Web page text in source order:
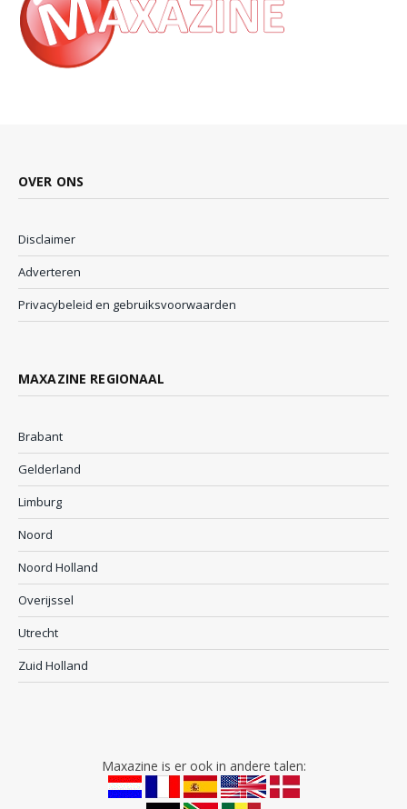
OVER ONS
Disclaimer
Adverteren
Privacybeleid en gebruiksvoorwaarden
MAXAZINE REGIONAAL
Brabant
Gelderland
Limburg
Noord
Noord Holland
Overijssel
Utrecht
Zuid Holland
Maxazine is er ook in andere talen: